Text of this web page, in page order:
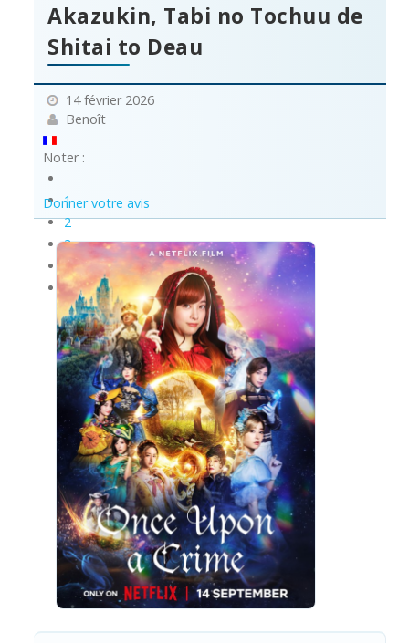
Akazukin, Tabi no Tochuu de
Shitai to Deau
14 février 2026
Benoît
Noter :
1
2
3
4
5
Donner votre avis